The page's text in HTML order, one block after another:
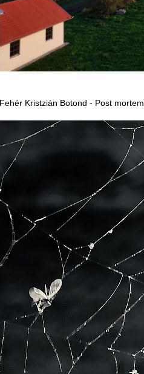
Fehér Kristzián Botond - Post mortem